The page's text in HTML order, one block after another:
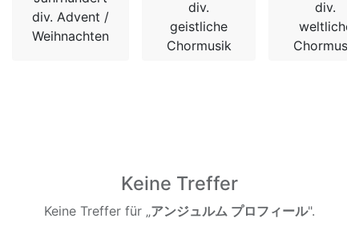
div. Advent /
Weihnachten
div.
geistliche
Chormusik
div.
weltliche
Chormusik
Keine Treffer
Keine Treffer für „アンジュルム プロフィール".